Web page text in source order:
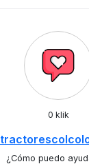
0 klik
¿Cómo puedo